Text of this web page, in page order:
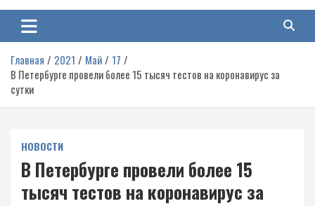
Главная 2021 Май
17
В Петербурге провели более 15 тысяч тестов на коронавирус за
сутки
НОВОСТИ
В Петербурге провели более 15
тысяч тестов на коронавирус за